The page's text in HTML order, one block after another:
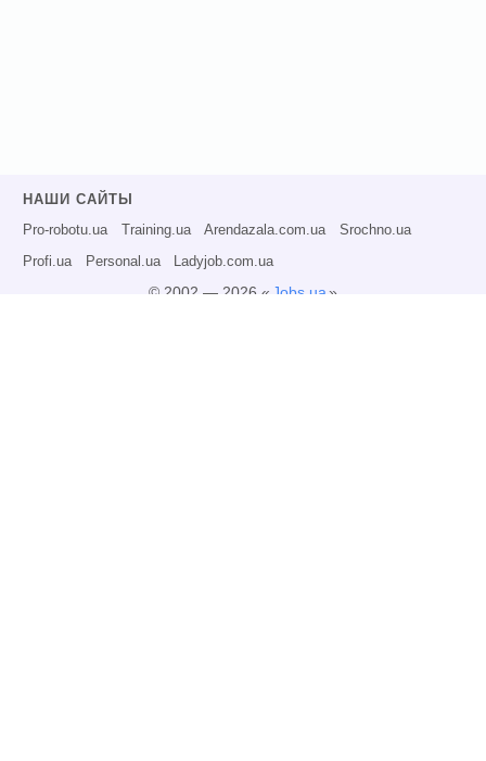
НАШИ САЙТЫ
Pro-robotu.ua Training.ua Arendazala.com.ua Srochno.ua
Profi.ua Personal.ua Ladyjob.com.ua
© 2002 — 2026 « Jobs.ua»